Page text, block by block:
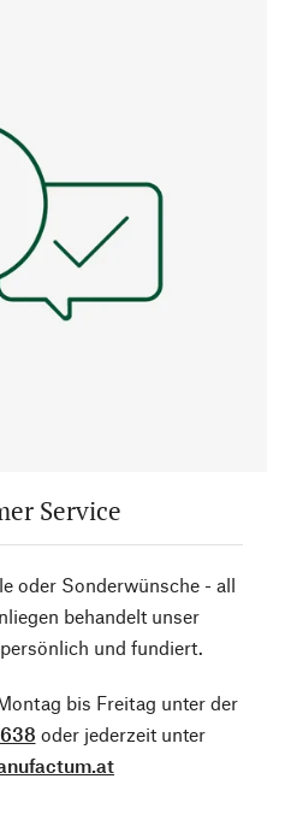
Service
oder Sonderwünsche - all
behandelt unser
und fundiert.
bis Freitag unter der
oder jederzeit unter